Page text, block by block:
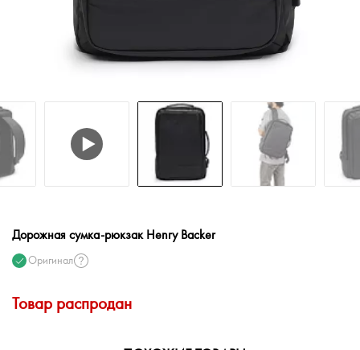
Дорожная сумка-рюкзак Henry Backer
Оригинал
Товар распродан